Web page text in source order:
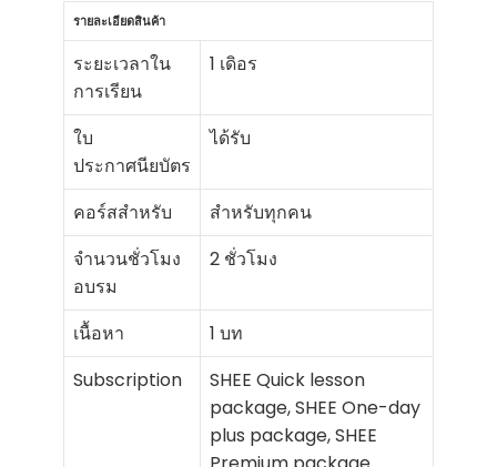
รายละเอียดสินค้า
ระยะเวลาใน
การเรียน
1 เดิอร
ใบ
ประกาศนียบัตร
ได้รับ
คอร์สสำหรับ
สำหรับทุกคน
จำนวนชั่วโมง
อบรม
2 ชั่วโมง
เนื้อหา
1 บท
Subscription
SHEE Quick lesson
package, SHEE One-day
plus package, SHEE